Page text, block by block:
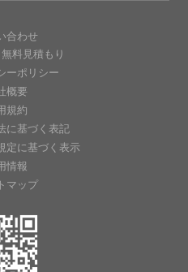
合わせ
料見積もり
ーポリシー
概要
規約
に基づく表記
定に基づく表示
情報
マップ